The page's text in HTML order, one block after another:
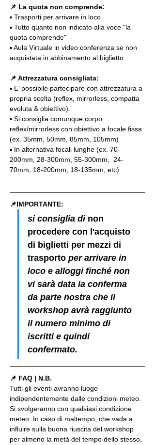
📌 La quota non comprende:
▪️ Trasporti per arrivare in loco
▪️ Tutto quanto non indicato alla voce "la
quota comprende"
▪️ Aula Virtuale in video conferenza se non
acquistata in abbinamento al biglietto
📌 Attrezzatura consigliata:
▪️ E’ possibile partecipare con attrezzatura a
propria scelta (reflex, mirrorless, compatta
evoluta & obiettivo).
▪️ Si consiglia comunque corpo
reflex/mirrorless con obiettivo a focale fissa
(ex. 35mm, 50mm, 85mm, 105mm)
▪️ In alternativa focali lunghe (ex. 70-
200mm, 28-300mm, 55-300mm,  24-
70mm, 18-200mm, 18-135mm, etc)
📌IMPORTANTE:
si consiglia di non
procedere con l'acquisto
di biglietti per mezzi di
trasporto per arrivare in
loco e alloggi finché non
vi sarà data la conferma
da parte nostra che il
workshop avrà raggiunto
il numero minimo di
iscritti e quindi
confermato.
📌 FAQ | N.B.
Tutti gli eventi avranno luogo
indipendentemente dalle condizioni meteo.
Si svolgeranno con qualsiasi condizione
meteo. In caso di maltempo, che vada a
influire sulla buona riuscita del workshop
per almeno la metà del tempo dello stesso,